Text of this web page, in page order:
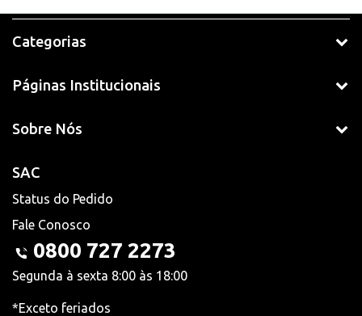
Categorias
Páginas Institucionais
Sobre Nós
SAC
Status do Pedido
Fale Conosco
0800 727 2273
Segunda à sexta 8:00 às 18:00
*Exceto feriados